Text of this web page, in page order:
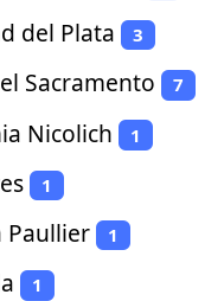
del Plata 3
Sacramento 7
Nicolich 1
1
Paullier 1
1